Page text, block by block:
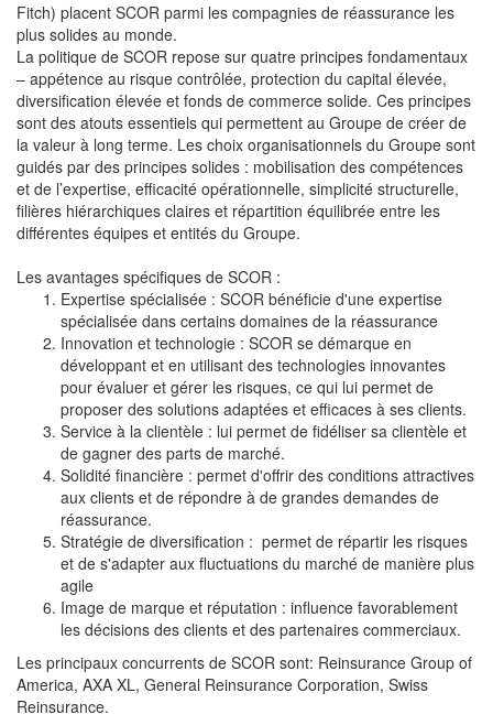
Fitch) placent SCOR parmi les compagnies de réassurance les
plus solides au monde.
La politique de SCOR repose sur quatre principes fondamentaux
– appétence au risque contrôlée, protection du capital élevée,
diversification élevée et fonds de commerce solide. Ces principes
sont des atouts essentiels qui permettent au Groupe de créer de
la valeur à long terme. Les choix organisationnels du Groupe sont
guidés par des principes solides : mobilisation des compétences
et de l’expertise, efficacité opérationnelle, simplicité structurelle,
filières hiérarchiques claires et répartition équilibrée entre les
différentes équipes et entités du Groupe.
Les avantages spécifiques de SCOR :
Expertise spécialisée : SCOR bénéficie d'une expertise
spécialisée dans certains domaines de la réassurance
Innovation et technologie : SCOR se démarque en
développant et en utilisant des technologies innovantes
pour évaluer et gérer les risques, ce qui lui permet de
proposer des solutions adaptées et efficaces à ses clients.
Service à la clientèle : lui permet de fidéliser sa clientèle et
de gagner des parts de marché.
Solidité financière : permet d'offrir des conditions attractives
aux clients et de répondre à de grandes demandes de
réassurance.
Stratégie de diversification : permet de répartir les risques
et de s'adapter aux fluctuations du marché de manière plus
agile
Image de marque et réputation : influence favorablement
les décisions des clients et des partenaires commerciaux.
Les principaux concurrents de SCOR sont: Reinsurance Group of
America, AXA XL, General Reinsurance Corporation, Swiss
Reinsurance.